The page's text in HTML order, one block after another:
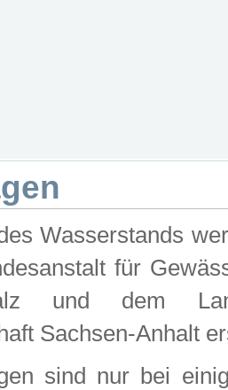
Wasserstands
für
und dem
Sachsen-Anhalt
sind nur bei